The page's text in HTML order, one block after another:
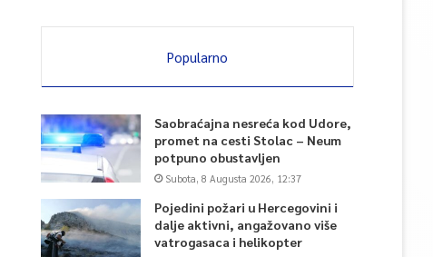
Popularno
Saobraćajna nesreća kod Udore,
promet na cesti Stolac – Neum
potpuno obustavljen
Subota, 8 Augusta 2026, 12:37
Pojedini požari u Hercegovini i
dalje aktivni, angažovano više
vatrogasaca i helikopter